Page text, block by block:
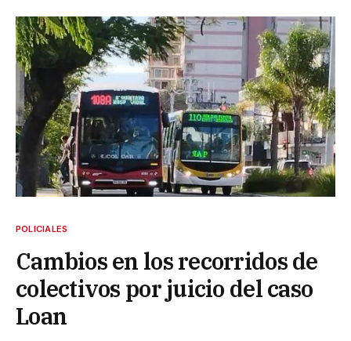
POLICIALES
Cambios en los recorridos de
colectivos por juicio del caso
Loan